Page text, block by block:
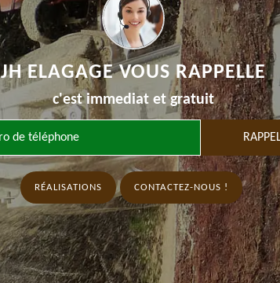
JH ELAGAGE VOUS RAPPELLE
c'est immediat et gratuit
RÉALISATIONS CONTACTEZ-NOUS !